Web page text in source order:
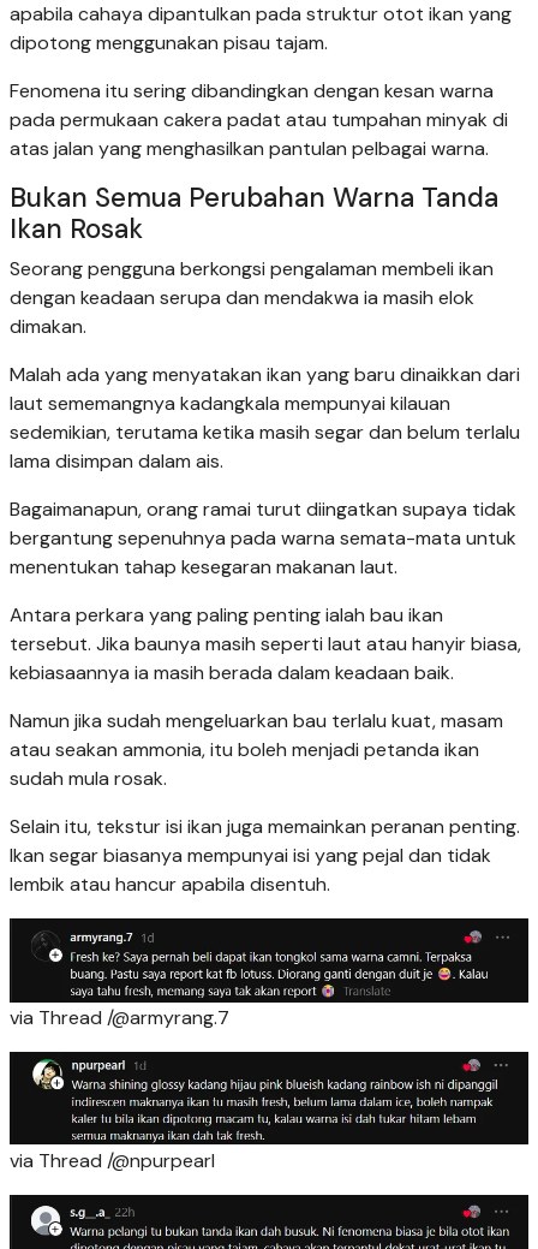
apabila cahaya dipantulkan pada struktur otot ikan yang
dipotong menggunakan pisau tajam.
Fenomena itu sering dibandingkan dengan kesan warna
pada permukaan cakera padat atau tumpahan minyak di
atas jalan yang menghasilkan pantulan pelbagai warna.
Bukan Semua Perubahan Warna Tanda
Ikan Rosak
Seorang pengguna berkongsi pengalaman membeli ikan
dengan keadaan serupa dan mendakwa ia masih elok
dimakan.
Malah ada yang menyatakan ikan yang baru dinaikkan dari
laut sememangnya kadangkala mempunyai kilauan
sedemikian, terutama ketika masih segar dan belum terlalu
lama disimpan dalam ais.
Bagaimanapun, orang ramai turut diingatkan supaya tidak
bergantung sepenuhnya pada warna semata-mata untuk
menentukan tahap kesegaran makanan laut.
Antara perkara yang paling penting ialah bau ikan
tersebut. Jika baunya masih seperti laut atau hanyir biasa,
kebiasaannya ia masih berada dalam keadaan baik.
Namun jika sudah mengeluarkan bau terlalu kuat, masam
atau seakan ammonia, itu boleh menjadi petanda ikan
sudah mula rosak.
Selain itu, tekstur isi ikan juga memainkan peranan penting.
Ikan segar biasanya mempunyai isi yang pejal dan tidak
lembik atau hancur apabila disentuh.
via Thread /@armyrang.7
via Thread /@npurpearl